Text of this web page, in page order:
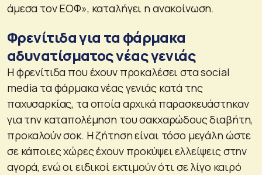
άμεσα τον ΕΟΦ», καταλήγει η ανακοίνωση.
Φρενίτιδα για τα φάρμακα
αδυνατίσματος νέας γενιάς
Η φρενίτιδα που έχουν προκαλέσει στα social
media τα φάρμακα νέας γενιάς κατά της
παχυσαρκίας, τα οποία αρχικά παρασκευάστηκαν
για την καταπολέμηση του σακχαρώδους διαβήτη,
προκαλούν σοκ. Η ζήτηση είναι τόσο μεγάλη ώστε
σε κάποιες χώρες έχουν προκύψει ελλείψεις στην
αγορά, ενώ οι ειδικοί εκτιμούν ότι σε λίγο καιρό